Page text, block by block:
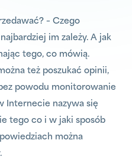
– Czego
im zależy. A jak
tego, co mówią.
też poszukać opinii,
powodu monitorowanie
Internecie nazywa się
tego co i w jaki sposób
można